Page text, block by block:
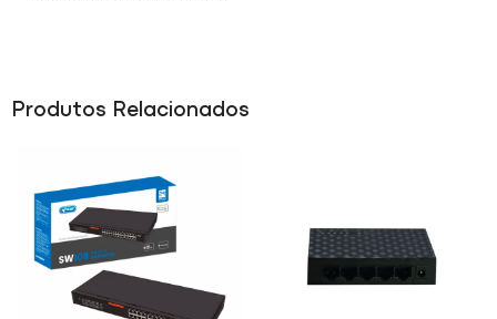
Produtos Relacionados